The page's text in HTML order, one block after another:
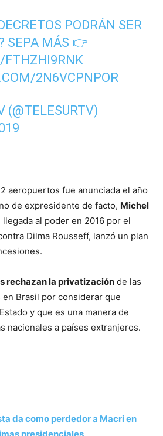
PODRÁN SER
SEPA MÁS 👉
FTHZHI9RNK
2N6VCPNPOR
(@TELESURTV)
aeropuertos fue anunciada el año
de expresidente de facto, Michel
al poder en 2016 por el
Dilma Rousseff, lanzó un plan
rechazan la privatización de las
Brasil por considerar que
y que es una manera de
nacionales a países extranjeros.
da como perdedor a Macri en